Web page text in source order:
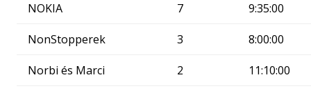
NOKIA 7 9:35:00
NonStopperek 3 8:00:00
Norbi és Marci 2 11:10:00